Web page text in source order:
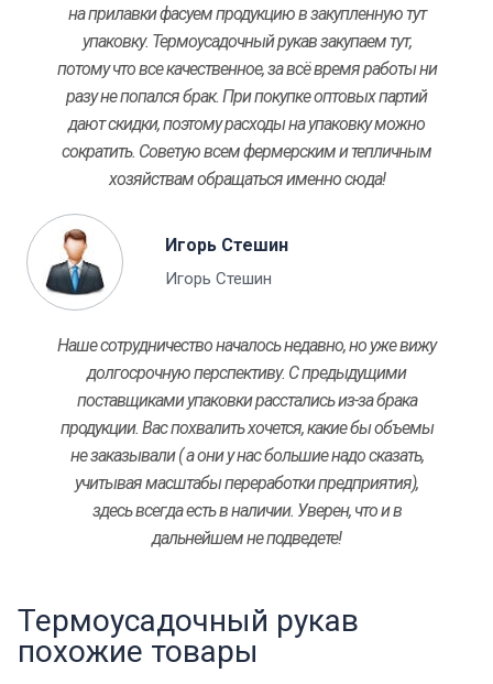
на прилавки фасуем продукцию в закупленную тут
упаковку. Термоусадочный рукав закупаем тут,
потому что все качественное, за всё время работы ни
разу не попался брак. При покупке оптовых партий
дают скидки, поэтому расходы на упаковку можно
сократить. Советую всем фермерским и тепличным
хозяйствам обращаться именно сюда!
Игорь Стешин
Игорь Стешин
Наше сотрудничество началось недавно, но уже вижу
долгосрочную перспективу. С предыдущими
поставщиками упаковки расстались из-за брака
продукции. Вас похвалить хочется, какие бы объемы
не заказывали ( а они у нас большие надо сказать,
учитывая масштабы переработки предприятия),
здесь всегда есть в наличии. Уверен, что и в
дальнейшем не подведете!
Термоусадочный рукав
похожие товары